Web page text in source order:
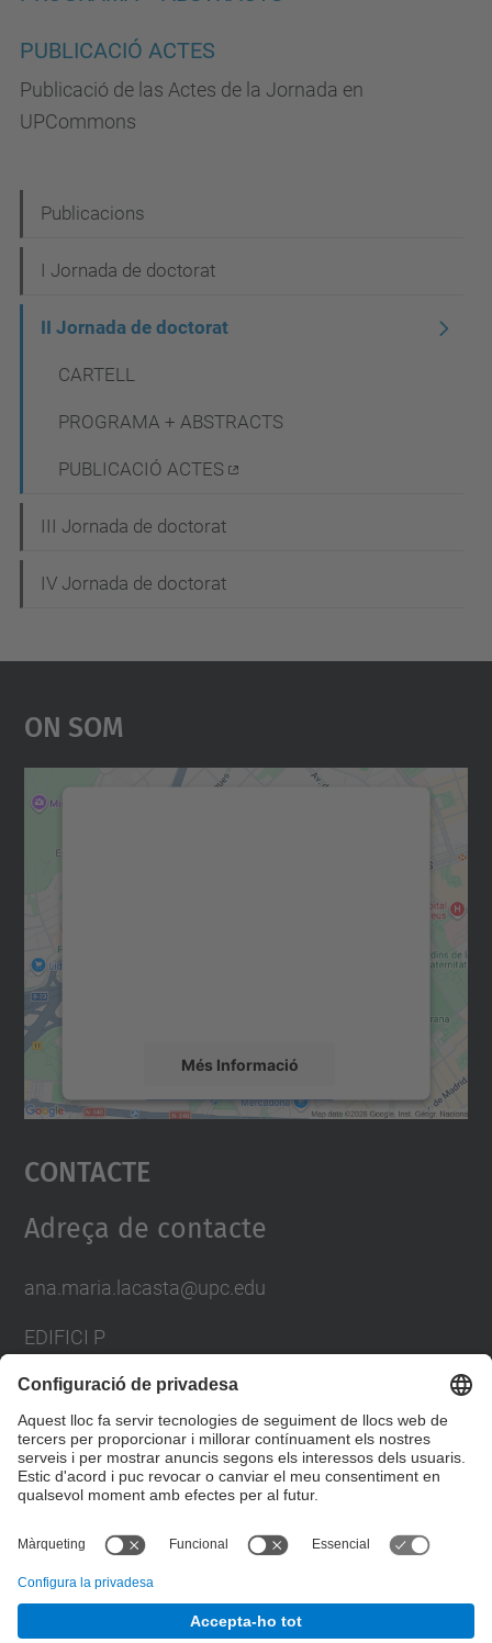
PUBLICACIÓ ACTES
Publicació de las Actes de la Jornada en
UPCommons
a
v
ó
Publicacions
I Jornada de doctorat
II Jornada de doctorat
CARTELL
PROGRAMA + ABSTRACTS
PUBLICACIÓ ACTES
III Jornada de doctorat
IV Jornada de doctorat
On Som
Més Informació
Accepta
powered by
Contacte
Adreça de contacte
ana.maria.lacasta@upc.edu
EDIFICI P
AV. DOCTOR MARAÑON, 44-50
08028 BARCELONA
SPAIN
Formulari de contacte